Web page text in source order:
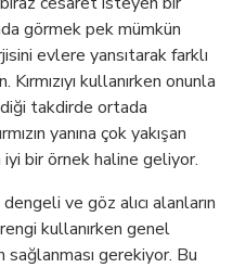
görmek pek mümkün
evlere yansıtarak farklı
kullanırken onunla
takdirde ortada
yanına çok yakışan
bir örnek haline geliyor.
ve göz alıcı alanların
rengi kullanırken genel
gerekiyor. Bu